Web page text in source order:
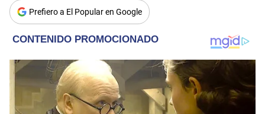
Prefiero a El Popular en Google